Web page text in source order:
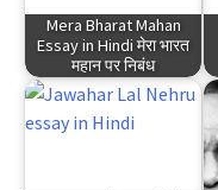
Mera Bharat Mahan
Essay in Hindi मेरा भारत
महान पर निबंध